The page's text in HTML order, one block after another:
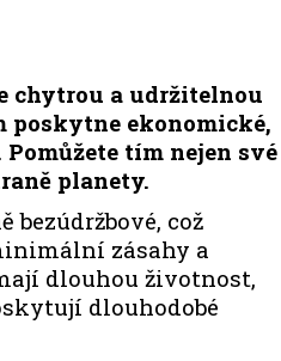
chytrou a udržitelnou
poskytne ekonomické,
tím nejen své
planety.
což
zásahy a
dlouhou životnost,
dlouhodobé